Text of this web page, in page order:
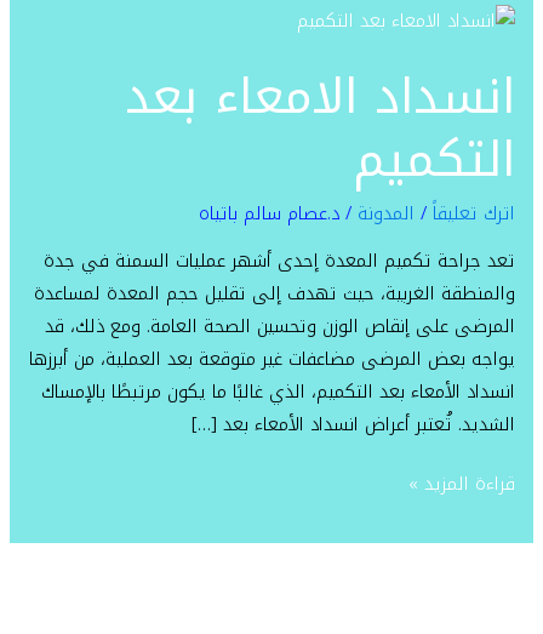
انسداد الامعاء بعد
التكميم
اترك تعليقاً/ المدونة /د.عصام سالم باتياه
تعد جراحة تكميم المعدة إحدى أشهر عمليات السمنة في جدة
والمنطقة الغربية، حيث تهدف إلى تقليل حجم المعدة لمساعدة
المرضى على إنقاص الوزن وتحسين الصحة العامة. ومع ذلك، قد
يواجه بعض المرضى مضاعفات غير متوقعة بعد العملية، من أبرزها
انسداد الأمعاء بعد التكميم، الذي غالبًا ما يكون مرتبطًا بالإمساك
الشديد. تُعتبر أعراض انسداد الأمعاء بعد […]
انسداد
بعد
التكميم
قراءة المزيد »